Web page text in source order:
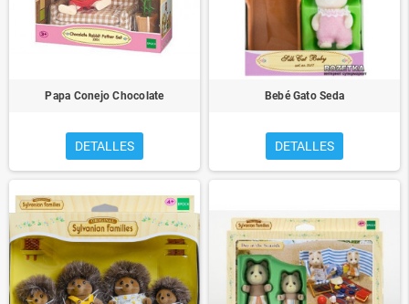
Papa Conejo Chocolate
DETALLES
Bebé Gato Seda
DETALLES